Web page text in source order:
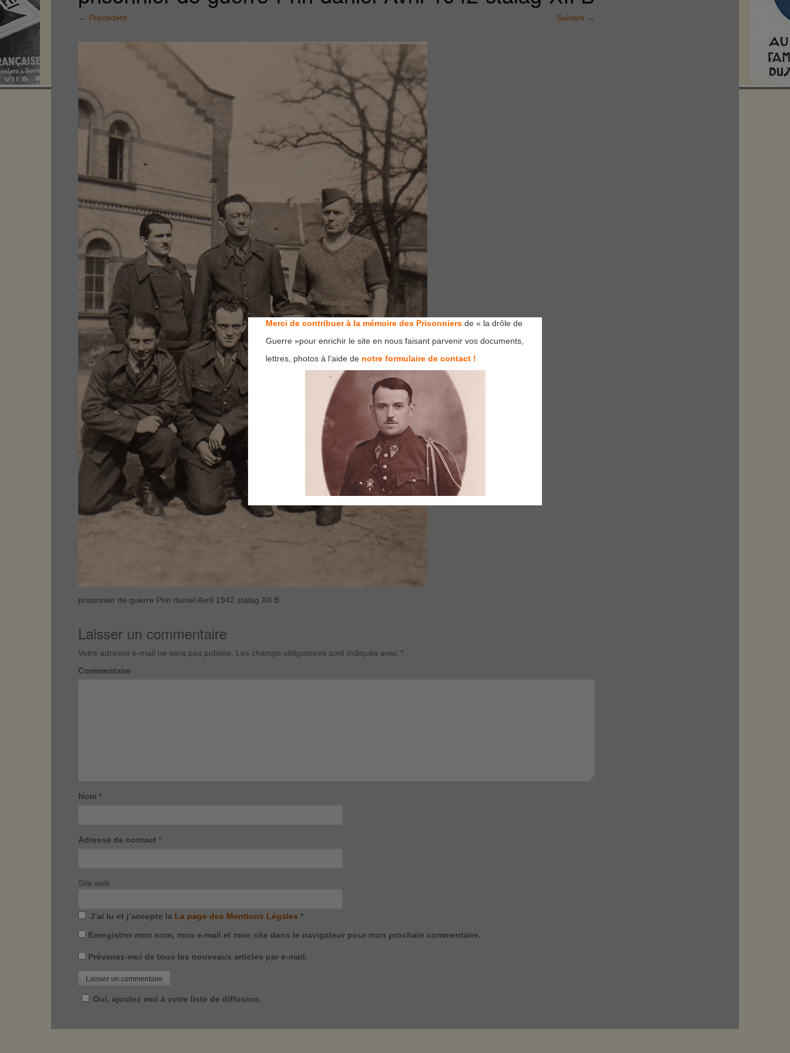
← Précédent Suivant →
prisonnier de guerre Prin daniel Avril 1942 stalag XII B
Laisser un commentaire
Votre adresse e-mail ne sera pas publiée. Les champs obligatoires sont indiqués avec *
Commentaire
Nom *
Adresse de contact *
Site web
J’ai lu et j’accepte la La page des Mentions Légales *
Enregistrer mon nom, mon e-mail et mon site dans le navigateur pour mon prochain commentaire.
Prévenez-moi de tous les nouveaux articles par e-mail.
Oui, ajoutez moi à votre liste de diffusion.
Merci de contribuer à la mémoire des Prisonniers de « la drôle de
Guerre »pour enrichir le site en nous faisant parvenir vos documents,
lettres, photos à l’aide de notre formulaire de contact !